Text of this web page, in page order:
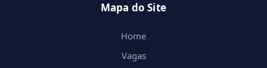
Mapa do Site
Home
Vagas